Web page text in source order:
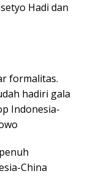
Hadi dan
formalitas.
hadiri gala
Indonesia-
China